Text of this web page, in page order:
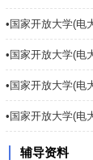
•国家开放大学(电
•国家开放大学(电
•国家开放大学(电
辅导资料